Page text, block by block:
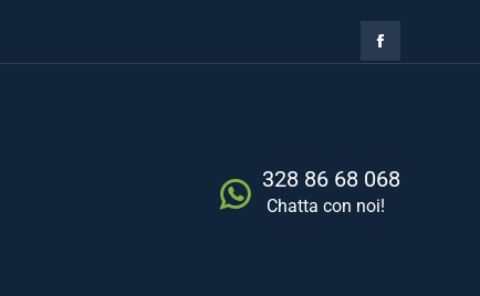
328 86 68 068
Chatta con noi!